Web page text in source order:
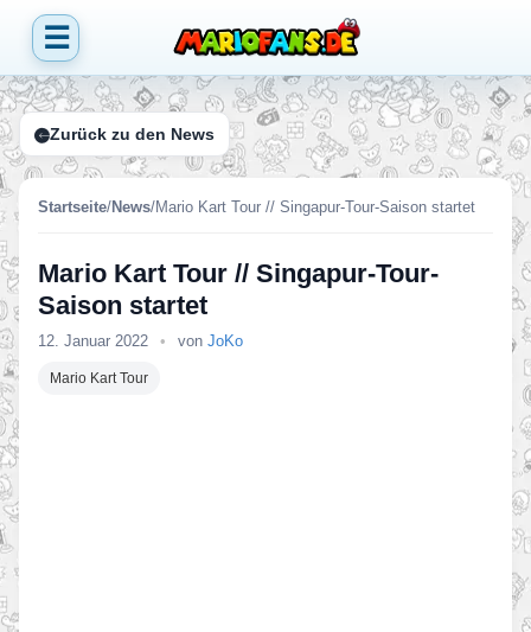
☰
Zurück zu den News
Startseite/News/Mario Kart Tour // Singapur-Tour-Saison startet
Mario Kart Tour // Singapur-Tour-
Saison startet
12. Januar 2022 • von JoKo
Mario Kart Tour